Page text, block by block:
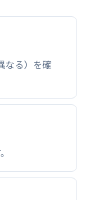
なる）を確